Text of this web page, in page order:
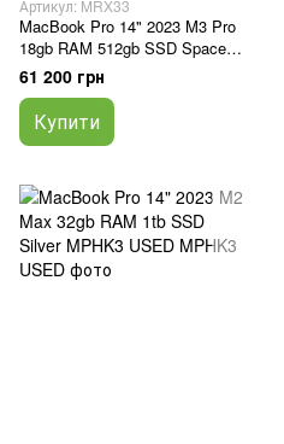
Артикул: MRX33
MacBook Pro 14" 2023 M3 Pro
18gb RAM 512gb SSD Space
Black б\у (JC5X2)
61 200 грн
Купити